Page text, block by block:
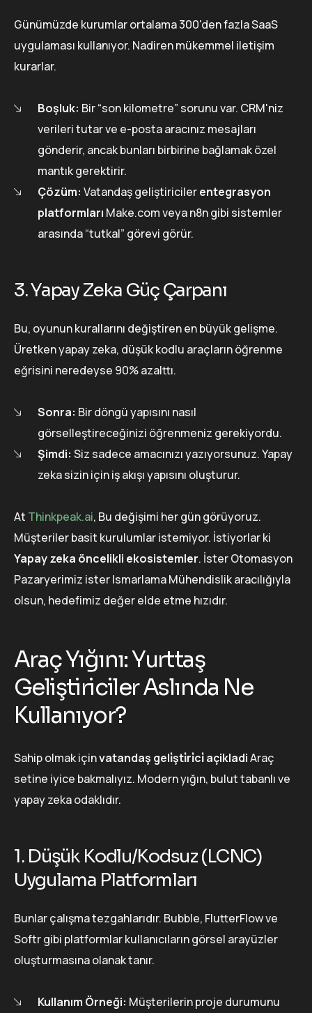
Günümüzde kurumlar ortalama 300'den fazla SaaS
uygulaması kullanıyor. Nadiren mükemmel iletişim
kurarlar.
Boşluk: Bir “son kilometre” sorunu var. CRM'niz
verileri tutar ve e-posta aracınız mesajları
gönderir, ancak bunları birbirine bağlamak özel
mantık gerektirir.
Çözüm: Vatandaş geliştiricilerentegrasyon
platformları Make.com veya n8n gibi sistemler
arasında “tutkal” görevi görür.
3. Yapay Zeka Güç Çarpanı
Bu, oyunun kurallarını değiştiren en büyük gelişme.
Üretken yapay zeka, düşük kodlu araçların öğrenme
eğrisini neredeyse 90% azalttı.
Sonra: Bir döngü yapısını nasıl
görselleştireceğinizi öğrenmeniz gerekiyordu.
Şimdi: Siz sadece amacınızı yazıyorsunuz. Yapay
zeka sizin için iş akışı yapısını oluşturur.
At Thinkpeak.ai, Bu değişimi her gün görüyoruz.
Müşteriler basit kurulumlar istemiyor. İstiyorlar ki
Yapay zeka öncelikli ekosistemler. İster Otomasyon
Pazaryerimiz ister Ismarlama Mühendislik aracılığıyla
olsun, hedefimiz değer elde etme hızıdır.
Araç Yığını: Yurttaş
Geliştiriciler Aslında Ne
Kullanıyor?
Sahip olmak içinvatandaş geli̇şti̇ri̇ci̇ açikladiAraç
setine iyice bakmalıyız. Modern yığın, bulut tabanlı ve
yapay zeka odaklıdır.
1. Düşük Kodlu/Kodsuz (LCNC)
Uygulama Platformları
Bunlar çalışma tezgahlarıdır. Bubble, FlutterFlow ve
Softr gibi platformlar kullanıcıların görsel arayüzler
oluşturmasına olanak tanır.
Kullanım Örneği: Müşterilerin proje durumunu